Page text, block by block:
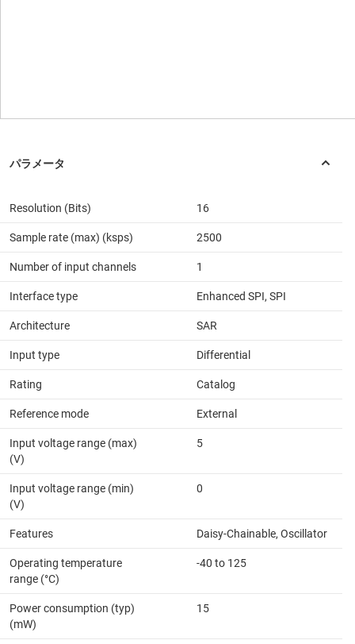
Resolution (Bits) 16
Sample rate (max) (ksps) 2500
Number of input channels 1
Interface type Enhanced SPI, SPI
Architecture SAR
Input type Differential
Rating Catalog
Reference mode External
Input voltage range (max)
(V)
5
Input voltage range (min)
(V)
0
Features Daisy-Chainable, Oscillator
Operating temperature
range (°C)
-40 to 125
Power consumption (typ)
(mW)
15